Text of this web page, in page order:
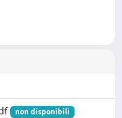
non disponibili